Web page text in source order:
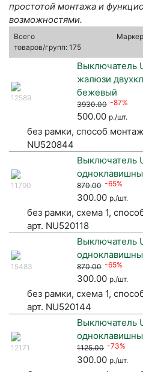
простотой монтажа и
возможностями.
Всего
товаров/групп: 175
12589
Выключатель
жалюзи
бежевый
3930.00 -87%
500.00 р./шт.
без рамки, способ
NU520844
11790
Выключатель
870.00 -65%
300.00 р./шт.
без рамки, схема 1,
арт. NU520118
15483
Выключатель
870.00 -65%
300.00 р./шт.
без рамки, схема 1,
арт. NU520144
12171
Выключатель
1125.00 -73%
300.00 р./шт.